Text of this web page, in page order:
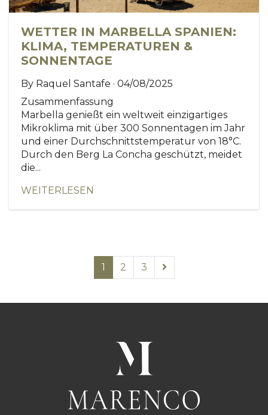
WETTER IN MARBELLA SPANIEN:
KLIMA, TEMPERATUREN &
SONNENTAGE
By Raquel Santafe · 04/08/2025
Zusammenfassung
Marbella genießt ein weltweit einzigartiges
Mikroklima mit über 300 Sonnentagen im Jahr
und einer Durchschnittstemperatur von 18°C.
Durch den Berg La Concha geschützt, meidet
die...
WEITERLESEN
1 2 3